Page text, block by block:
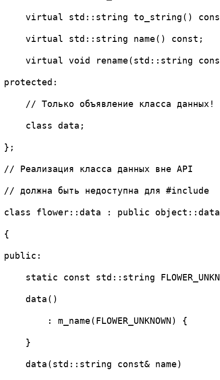
virtual std::string to_string()
    virtual std::string name() const;
virtual void rename(std::string
protected:
    // Только объявление класса данных!
    class data;
};
// Реализация класса данных вне API
// должна быть недоступна для #include
class flower::data : public object::data
{
public:
static const std::string
    data()
        : m_name(FLOWER_UNKNOWN) {
    }
    data(std::string const& name)